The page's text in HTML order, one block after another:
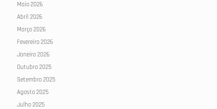
Maio 2026
Abril 2026
Março 2026
Fevereiro 2026
Janeiro 2026
Outubro 2025
Setembro 2025
Agosto 2025
Julho 2025